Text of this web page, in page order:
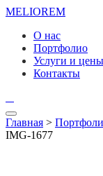
MELIOREM
О нас
Портфолио
Услуги и цены
Контакты
Главная >
IMG-1677